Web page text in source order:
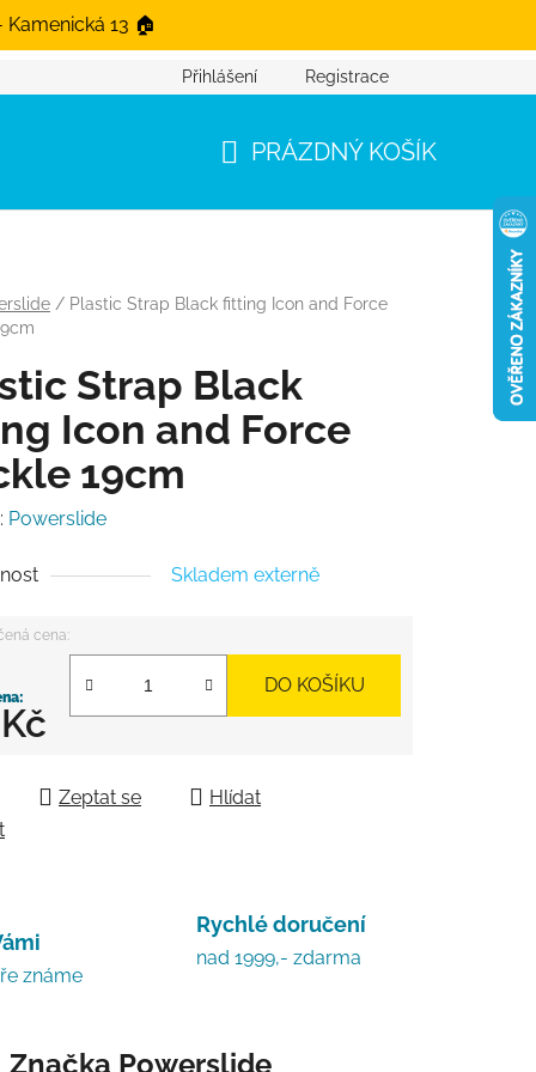
13 🏠
Přihlášení Registrace
PRÁZDNÝ KOŠÍK
/ Plastic Strap Black fitting Icon and Force
Strap Black
Icon and Force
19cm
Powerslide
Skladem externě
DO KOŠÍKU
Zeptat se
Hlídat
známe
Rychlé doručení
nad 1999,- zdarma
Značka Powerslide